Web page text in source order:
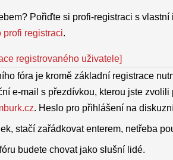
Pořiďte si profi-registraci s
profi registraci.
registrovaného uživatele]
fóra je kromě základní registrace
e-mail s přezdívkou, kterou jste
. Heslo pro přihlášení na
stačí zařádkovat enterem, netřeba
budete chovat jako slušní lidé.